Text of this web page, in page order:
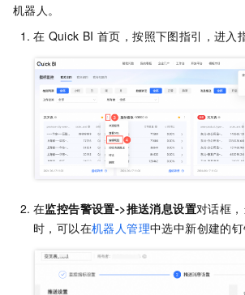
机器人。
在 Quick BI 首页，按照下图指引，进入
在监控告警设置->推送消息设置对话框
时，可以在机器人管理中选中新创建的钉